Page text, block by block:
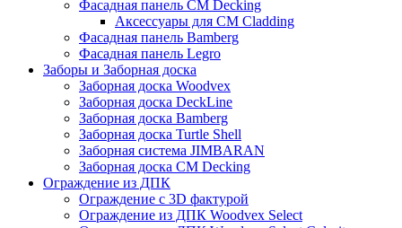
Фасадная панель CM Decking
Аксессуары для CM Cladding
Фасадная панель Bamberg
Фасадная панель Legro
Заборы и Заборная доска
Заборная доска Woodvex
Заборная доска DeckLine
Заборная доска Bamberg
Заборная доска Turtle Shell
Заборная система JIMBARAN
Заборная доска CM Decking
Ограждение из ДПК
Ограждение с 3D фактурой
Ограждение из ДПК Woodvex Select